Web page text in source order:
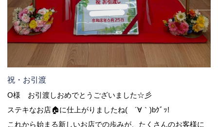
祝・お引渡
O様 お引渡しおめでとうございました☆彡
ステキなお店🏠に仕上がりましたね( ´∀｀)bｸﾞｯ!
これから始まる新しいお店での歩みが、たくさんのお客様に